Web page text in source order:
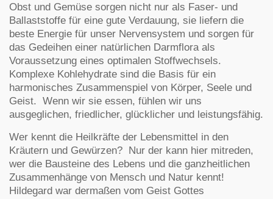
Obst und Gemüse sorgen nicht nur als Faser- und
Ballaststoffe für eine gute Verdauung, sie liefern die
beste Energie für unser Nervensystem und sorgen für
das Gedeihen einer natürlichen Darmflora als
Voraussetzung eines optimalen Stoffwechsels.
Komplexe Kohlehydrate sind die Basis für ein
harmonisches Zusammenspiel von Körper, Seele und
Geist. Wenn wir sie essen, fühlen wir uns
ausgeglichen, friedlicher, glücklicher und leistungsfähig.
Wer kennt die Heilkräfte der Lebensmittel in den
Kräutern und Gewürzen? Nur der kann hier mitreden,
wer die Bausteine des Lebens und die ganzheitlichen
Zusammenhänge von Mensch und Natur kennt!
Hildegard war dermaßen vom Geist Gottes